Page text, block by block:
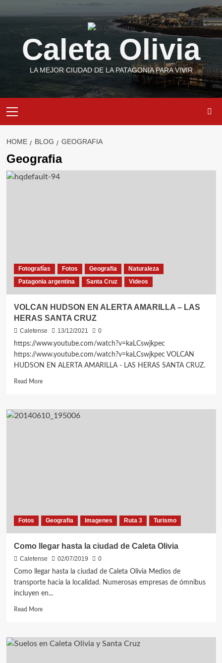
to
content
Caleta Olivia
LA MEJOR CIUDAD DE LA PATAGONIA PARA VIVIR
Menu
HOME BLOG GEOGRAFIA
Geografia
Fotografías Fotos Geografia
Naturaleza
Patagonia argentina
Santa Cruz Videos
VOLCAN HUDSON EN ALERTA AMARILLA – LAS
HERAS SANTA CRUZ
Caletense 13/12/2021
0
https://www.youtube.com/watch?v=kaLCswjkpec
https://www.youtube.com/watch?v=kaLCswjkpec VOLCAN
HUDSON EN ALERTA AMARILLA - LAS HERAS SANTA CRUZ.
Read MoreRead
VOLCAN
HUDSON
Fotos Geografia Imagenes Ruta 3 Turismo
Como llegar hasta la ciudad de Caleta Olivia
Caletense 02/07/2019
0
Como llegar hasta la ciudad de Caleta Olivia Medios de
transporte hacia la localidad. Numerosas empresas de ómnibus
incluyen en...
Read MoreRead
Como
llegar